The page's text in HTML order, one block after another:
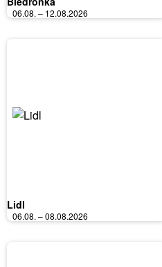
06.08. – 12.08.2026
Lidl
06.08. – 08.08.2026